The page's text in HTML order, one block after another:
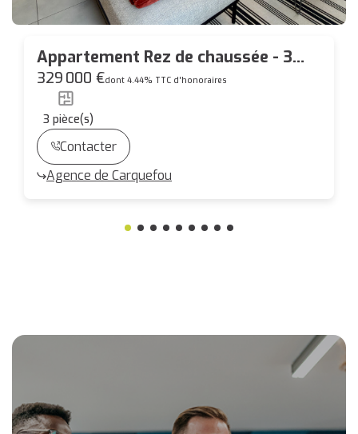
Appartement Rez de chaussée - 3
pièces - Bourg de Carquefou - 94m²
329 000 €dont 4.44% TTC d'honoraires
3 pièce(s)
Contacter
Agence de Carquefou